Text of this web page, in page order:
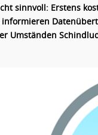
sinnvoll: Erstens
informieren
Umständen